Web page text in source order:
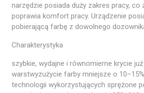
narzędzie posiada duży zakres pracy, co
poprawia komfort pracy. Urządzenie
pobierającą farbę z dowolnego
Charakterystyka
szybkie, wydajne i równomierne krycie
warstwyzużycie farby mniejsze o
technologii wykorzystujących sprężone